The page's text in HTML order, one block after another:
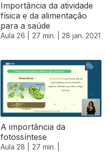
Importância da atividade
física e da alimentação
para a saúde
Aula 26 | 27 min. | 28 jan. 2021
A importância da
fotossíntese
Aula 28 |
27 min. |